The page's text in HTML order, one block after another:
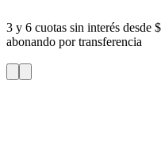
3 y 6 cuotas sin interés
abonando por transferencia